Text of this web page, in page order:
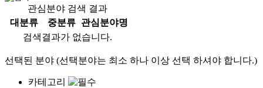
관심분야 검색 결과
대분류
중분류
관심분야명
검색결과가 없습니다.
선택된 분야 (선택분야는 최소 하나 이상 선택 하셔야 합니다.)
카테고리